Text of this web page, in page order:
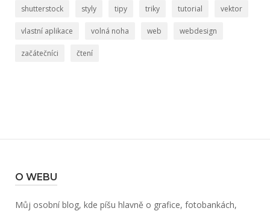
shutterstock styly tipy triky tutorial vektor
vlastní aplikace volná noha web webdesign
začátečníci čtení
O WEBU
Můj osobní blog, kde píšu hlavně o grafice, fotobankách,